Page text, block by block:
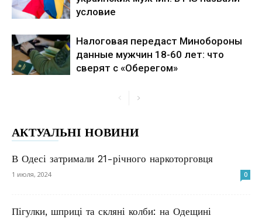
условие
Налоговая передаст Минобороны
данные мужчин 18-60 лет: что
сверят с «Оберегом»
АКТУАЛЬНІ НОВИНИ
В Одесі затримали 21-річного наркоторговця
1 июля, 2024 0
Пігулки, шприці та скляні колби: на Одещині